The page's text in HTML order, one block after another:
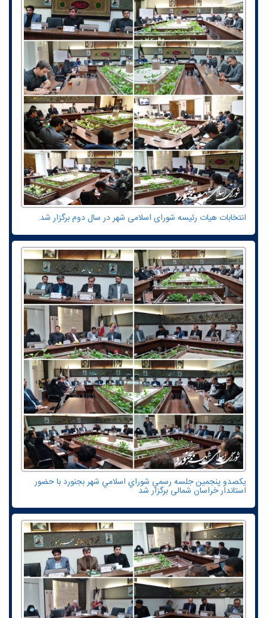
انتخابات هیات رئیسه شورای اسلامی شهر در سال دوم برگزار شد.
یکصدو پنجمين جلسه رسمي شوراي اسلامي شهر بجنورد با حضور
استاندار خراسان شمالی برگزار شد